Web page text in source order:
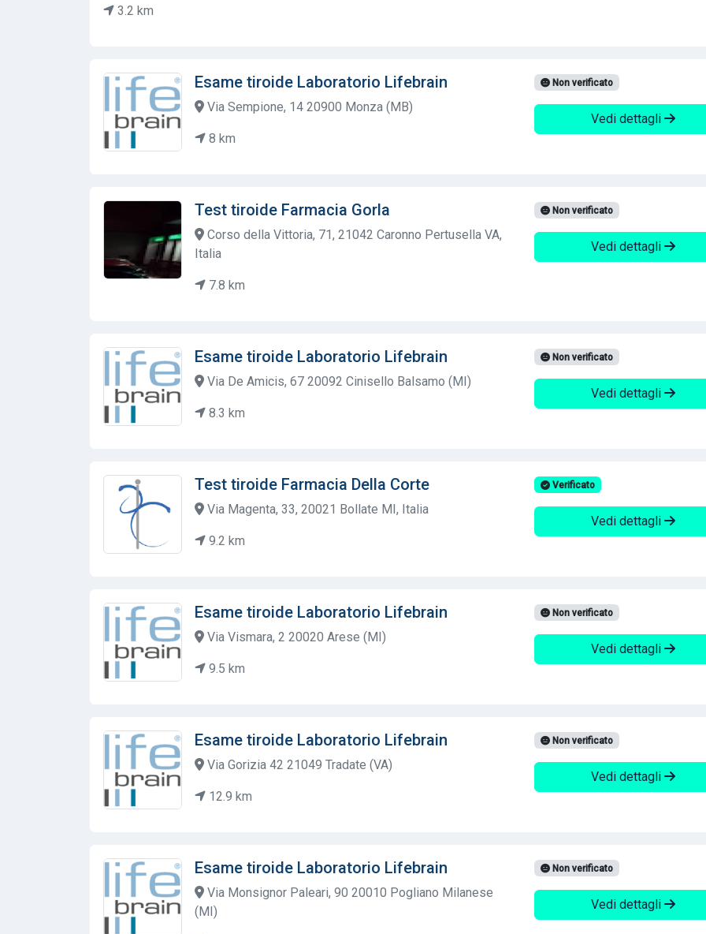
3.2 km
Esame tiroide Laboratorio Lifebrain
Via Sempione, 14 20900 Monza (MB)
8 km
Non verificato
Vedi dettagli
Test tiroide Farmacia Gorla
Corso della Vittoria, 71, 21042 Caronno Pertusella VA,
Italia
7.8 km
Non verificato
Vedi dettagli
Esame tiroide Laboratorio Lifebrain
Via De Amicis, 67 20092 Cinisello Balsamo (MI)
8.3 km
Non verificato
Vedi dettagli
Test tiroide Farmacia Della Corte
Via Magenta, 33, 20021 Bollate MI, Italia
9.2 km
Verificato
Vedi dettagli
Esame tiroide Laboratorio Lifebrain
Via Vismara, 2 20020 Arese (MI)
9.5 km
Non verificato
Vedi dettagli
Esame tiroide Laboratorio Lifebrain
Via Gorizia 42 21049 Tradate (VA)
12.9 km
Non verificato
Vedi dettagli
Esame tiroide Laboratorio Lifebrain
Via Monsignor Paleari, 90 20010 Pogliano Milanese
(MI)
Non verificato
Vedi dettagli